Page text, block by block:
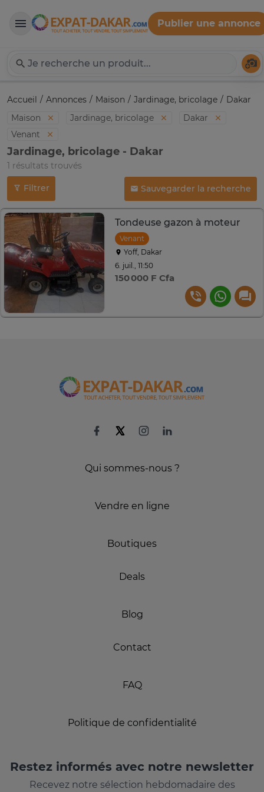
Expat-Dakar
Publier une annonce
Accueil Annonces Maison Jardinage, bricolage
Dakar
Maison
Jardinage, bricolage
Dakar
Venant
Jardinage, bricolage - Dakar
1 résultats trouvés
Filtrer Sauvegarder la recherche
Tondeuse gazon à moteur
Venant
Yoff, Dakar
6. juil., 11:50
150 000 F Cfa
Qui sommes-nous ?
Vendre en ligne
Boutiques
Deals
Blog
Contact
FAQ
Politique de confidentialité
Restez informés avec notre newsletter
Recevez notre sélection hebdomadaire des